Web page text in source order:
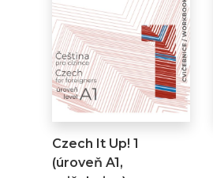
Czech It Up! 1
(úroveň A1,